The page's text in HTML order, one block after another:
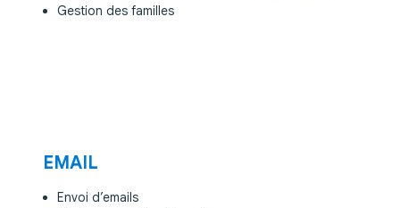
Gestion des familles
EMAIL
Envoi d’emails